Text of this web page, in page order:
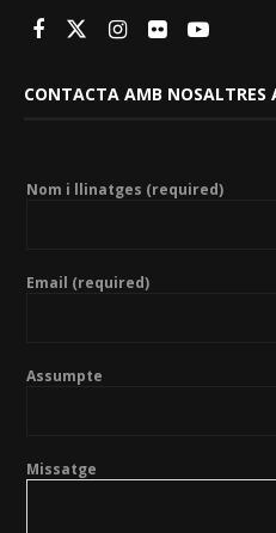
CONTACTA AMB NOSALTRES
Nom i llinatges (required)
Email (required)
Assumpte
Missatge